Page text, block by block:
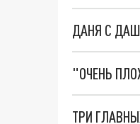
ДАНЯ С